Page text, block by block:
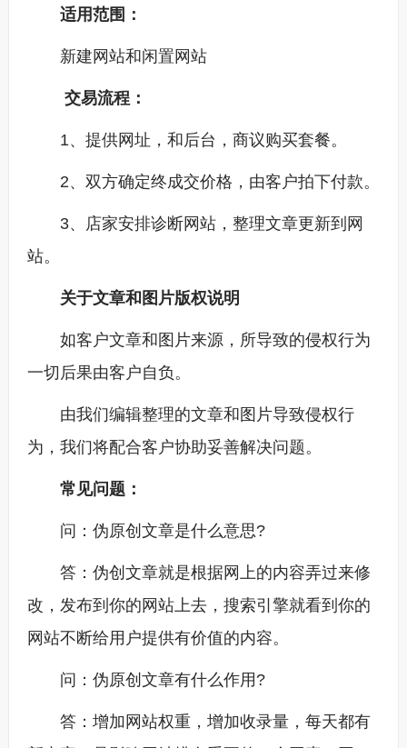
适用范围：
新建网站和闲置网站
交易流程：
1、提供网址，和后台，商议购买套餐。
2、双方确定终成交价格，由客户拍下付款。
3、店家安排诊断网站，整理文章更新到网
站。
关于文章和图片版权说明
如客户文章和图片来源，所导致的侵权行为
一切后果由客户自负。
由我们编辑整理的文章和图片导致侵权行
为，我们将配合客户协助妥善解决问题。
常见问题：
问：伪原创文章是什么意思?
答：伪创文章就是根据网上的内容弄过来修
改，发布到你的网站上去，搜索引擎就看到你的
网站不断给用户提供有价值的内容。
问：伪原创文章有什么作用?
答：增加网站权重，增加收录量，每天都有